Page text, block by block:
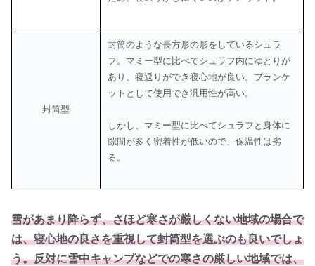
封筒型
封筒のような長方形の形をしているシュラ
フ。マミー型に比べてシュラフ内にゆとりが
あり、寝返りができ寝心地が良い。ブランケ
ットとして使用でき汎用性が高い。
しかし、マミー型に比べてシュラフと身体に
隙間が多く密着性が低いので、保温性は劣
る。
雪があまり降らず、さほど寒さが厳しくない地域の場合で
は、寝心地の良さを重視して封筒型を選ぶのも良いでしょ
う。反対に雪中キャンプなどでの寒さの厳しい地域では、